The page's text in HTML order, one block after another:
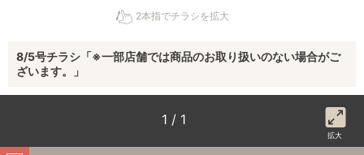
2本指でチラシを拡大
8/5号チラシ「※一部店舗では商品のお取り扱いのない場合がご
ざいます。」
1 / 1
拡大